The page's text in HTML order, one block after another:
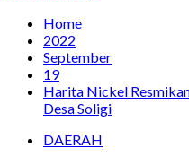
Home
2022
September
19
Harita Nickel
Desa Soligi
DAERAH